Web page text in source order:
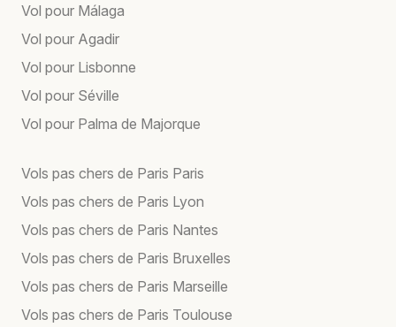
Vol pour Málaga
Vol pour Agadir
Vol pour Lisbonne
Vol pour Séville
Vol pour Palma de Majorque
Vols pas chers de Paris Paris
Vols pas chers de Paris Lyon
Vols pas chers de Paris Nantes
Vols pas chers de Paris Bruxelles
Vols pas chers de Paris Marseille
Vols pas chers de Paris Toulouse